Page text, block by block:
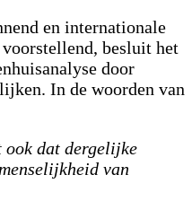
en internationale
besluit het
door
In de woorden van
ook dat dergelijke
van